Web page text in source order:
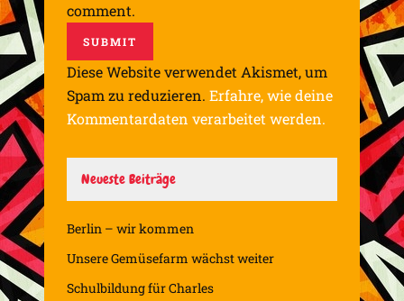
comment.
Diese Website verwendet Akismet, um
Spam zu reduzieren. Erfahre, wie deine
Kommentardaten verarbeitet werden.
Neueste Beiträge
Berlin – wir kommen
Unsere Gemüsefarm wächst weiter
Schulbildung für Charles